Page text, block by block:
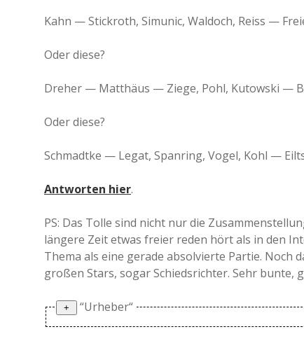
Kahn — Stickroth, Simunic, Waldoch, Reiss —
Oder diese?
Dreher — Matthäus — Ziege, Pohl, Kutowski —
Oder diese?
Schmadtke — Legat, Spanring, Vogel, Kohl —
Antworten hier.
PS: Das Tolle sind nicht nur die
längere Zeit etwas freier reden hört als in den
Thema als eine gerade absolvierte Partie. Noch
großen Stars, sogar Schiedsrichter. Sehr bunte,
“Urheber“